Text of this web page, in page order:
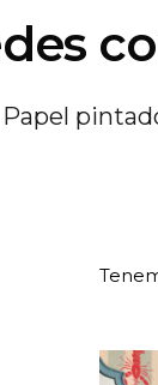
Papel